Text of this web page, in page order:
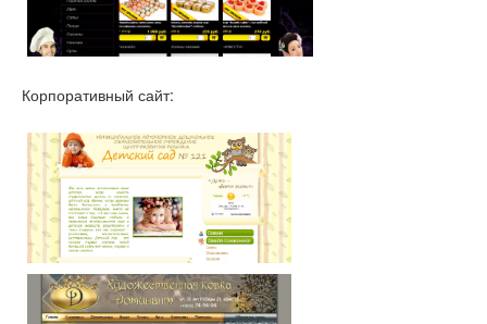
Корпоративный сайт: